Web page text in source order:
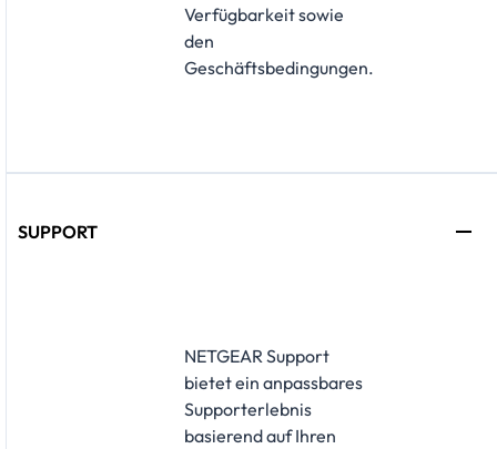
Verfügbarkeit sowie
den
Geschäftsbedingungen.
SUPPORT
​NETGEAR Support
bietet ein anpassbares
Supporterlebnis
basierend auf Ihren